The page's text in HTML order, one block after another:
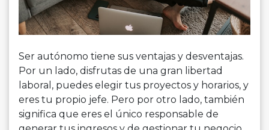
Ser autónomo tiene sus ventajas y desventajas.
Por un lado, disfrutas de una gran libertad
laboral, puedes elegir tus proyectos y horarios, y
eres tu propio jefe. Pero por otro lado, también
significa que eres el único responsable de